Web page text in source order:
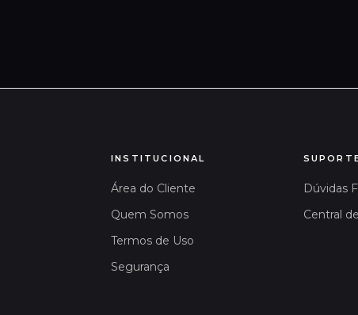
INSTITUCIONAL
Área do Cliente
Quem Somos
Termos de Uso
Segurança
Dúvidas
Central